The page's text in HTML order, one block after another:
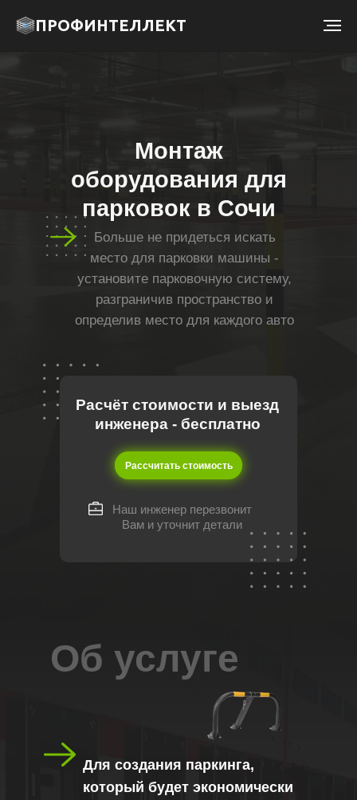
ПРОФИНТЕЛЛЕКТ
Монтаж
оборудования для
парковок в Сочи
Больше не придеться искать
место для парковки машины -
установите парковочную систему,
разграничив пространство и
определив место для каждого авто
Расчёт стоимости и выезд
инженера - бесплатно
Рассчитать стоимость
Наш инженер перезвонит
Вам и уточнит детали
Об услуге
Для создания паркинга,
который будет экономически